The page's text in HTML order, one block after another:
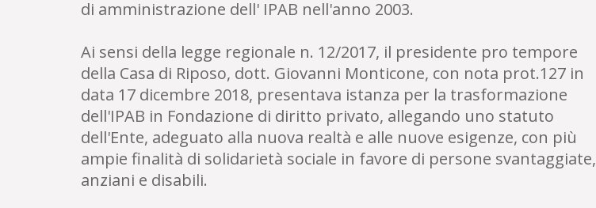
di amministrazione dell' IPAB nell'anno 2003.
Ai sensi della legge regionale n. 12/2017, il presidente pro tempore
della Casa di Riposo, dott. Giovanni Monticone, con nota prot.127 in
data 17 dicembre 2018, presentava istanza per la trasformazione
dell'IPAB in Fondazione di diritto privato, allegando uno statuto
dell'Ente, adeguato alla nuova realtà e alle nuove esigenze, con più
ampie finalità di solidarietà sociale in favore di persone svantaggiate,
anziani e disabili.